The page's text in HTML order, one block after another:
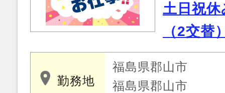
土日祝
（2交替
勤務地
福島県郡山市
福島県郡山市